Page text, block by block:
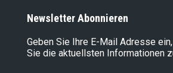
Newsletter Abonnieren
Geben Sie Ihre E-Mail Adresse
Sie die aktuellsten Informationen